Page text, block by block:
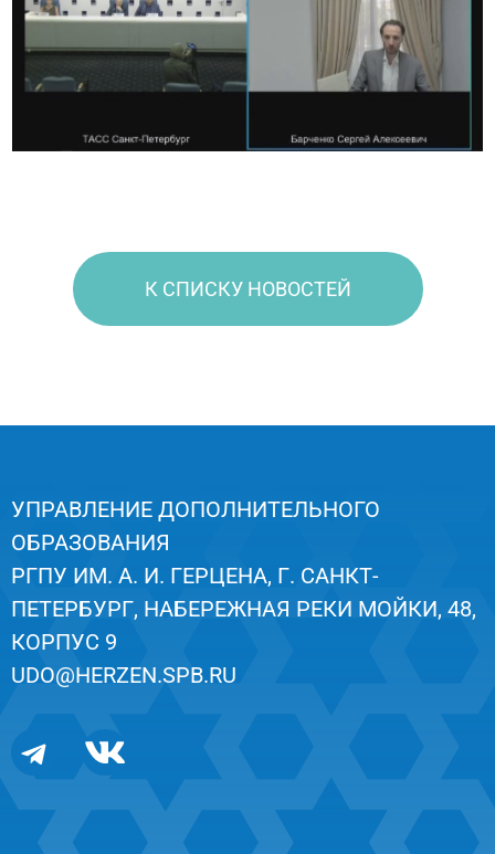
К СПИСКУ НОВОСТЕЙ
УПРАВЛЕНИЕ ДОПОЛНИТЕЛЬНОГО
ОБРАЗОВАНИЯ
РГПУ ИМ. А. И. ГЕРЦЕНА, Г. САНКТ-
ПЕТЕРБУРГ, НАБЕРЕЖНАЯ РЕКИ МОЙКИ, 48,
КОРПУС 9
UDO@HERZEN.SPB.RU